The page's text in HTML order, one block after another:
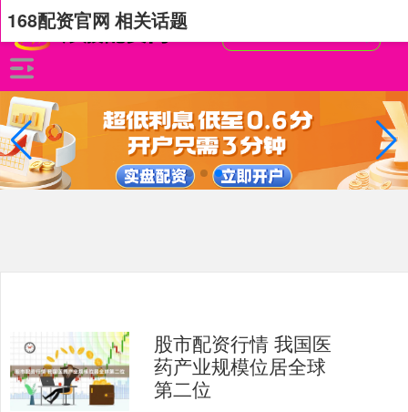
168配资官网 相关话题
股市配资行情 我国医
药产业规模位居全球
第二位